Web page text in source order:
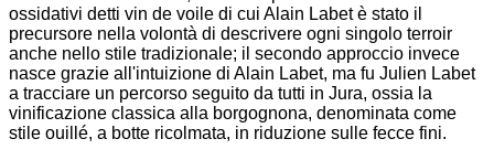
ossidativi detti vin de voile di cui Alain Labet è stato il
precursore nella volontà di descrivere ogni singolo terroir
anche nello stile tradizionale; il secondo approccio invece
nasce grazie all'intuizione di Alain Labet, ma fu Julien Labet
a tracciare un percorso seguito da tutti in Jura, ossia la
vinificazione classica alla borgognona, denominata come
stile ouillé, a botte ricolmata, in riduzione sulle fecce fini.